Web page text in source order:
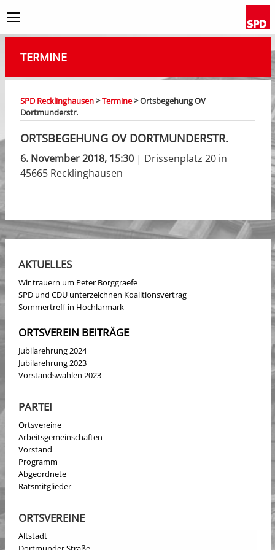
TERMINE
SPD Recklinghausen>Termine>Ortsbegehung OV
Dortmunderstr.
ORTSBEGEHUNG OV DORTMUNDERSTR.
6. November 2018, 15:30 | Drissenplatz 20 in
45665 Recklinghausen
AKTUELLES
Wir trauern um Peter Borggraefe
SPD und CDU unterzeichnen Koalitionsvertrag
Sommertreff in Hochlarmark
ORTSVEREIN BEITRÄGE
Jubilarehrung 2024
Jubilarehrung 2023
Vorstandswahlen 2023
PARTEI
Ortsvereine
Arbeitsgemeinschaften
Vorstand
Programm
Abgeordnete
Ratsmitglieder
ORTSVEREINE
Altstadt